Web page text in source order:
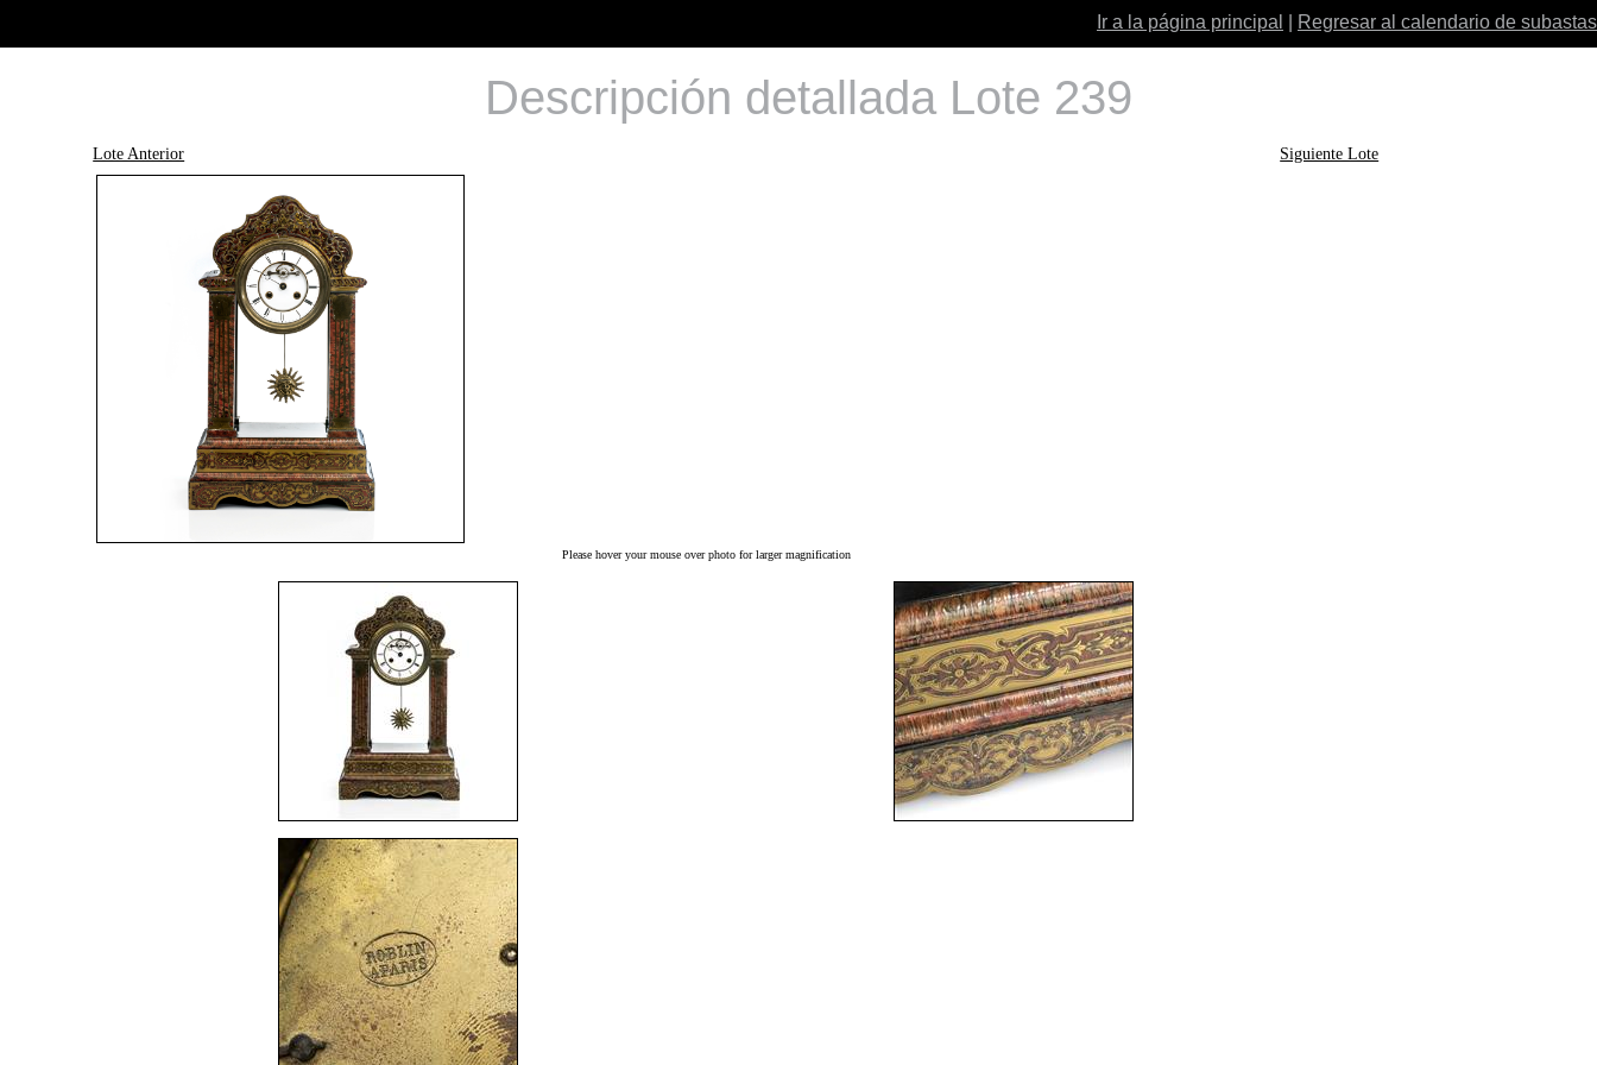
Ir a la página principal Regresar al calendario de subastas
Descripción detallada Lote 239
Lote Anterior Siguiente Lote
Please hover your mouse over photo for larger magnification